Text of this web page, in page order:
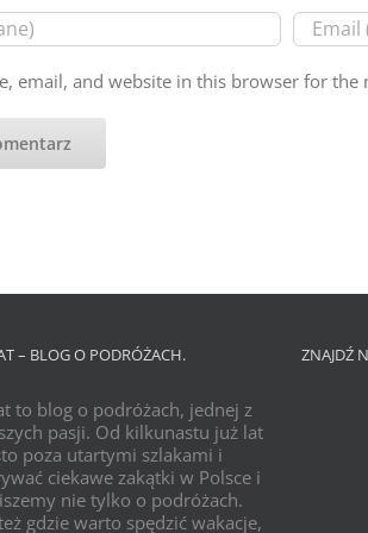
email, and website in this browser for the
– BLOG O PODRÓŻACH.
to blog o podróżach, jednej z
pasji. Od kilkunastu już lat
poza utartymi szlakami i
ciekawe zakątki w Polsce i
nie tylko o podróżach.
gdzie warto spędzić wakacje,
ZNAJDŹ